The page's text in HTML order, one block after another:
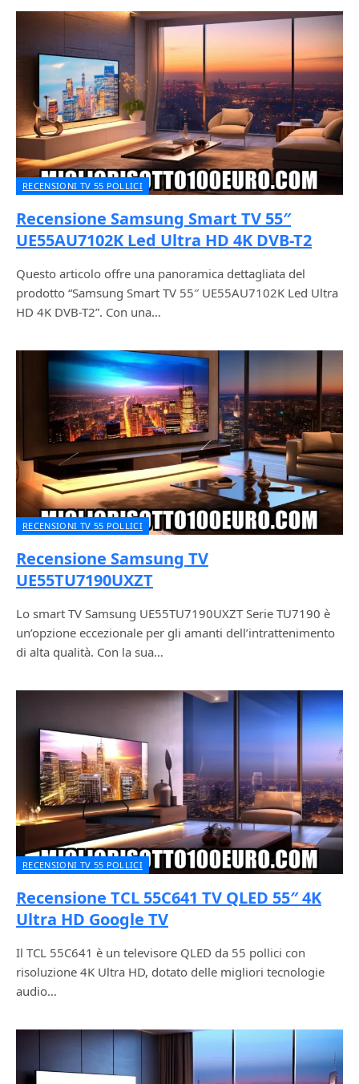
RECENSIONI TV 55 POLLICI
Recensione Samsung Smart TV 55″
UE55AU7102K Led Ultra HD 4K DVB-T2
Questo articolo offre una panoramica dettagliata del
prodotto “Samsung Smart TV 55″ UE55AU7102K Led Ultra
HD 4K DVB-T2”. Con una…
RECENSIONI TV 55 POLLICI
Recensione Samsung TV
UE55TU7190UXZT
Lo smart TV Samsung UE55TU7190UXZT Serie TU7190 è
un’opzione eccezionale per gli amanti dell’intrattenimento
di alta qualità. Con la sua…
RECENSIONI TV 55 POLLICI
Recensione TCL 55C641 TV QLED 55″ 4K
Ultra HD Google TV
Il TCL 55C641 è un televisore QLED da 55 pollici con
risoluzione 4K Ultra HD, dotato delle migliori tecnologie
audio…